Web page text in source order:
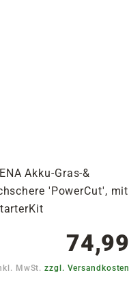
Akku-Gras-&
'PowerCut', mit
74,99
MwSt.zzgl. Versandkosten